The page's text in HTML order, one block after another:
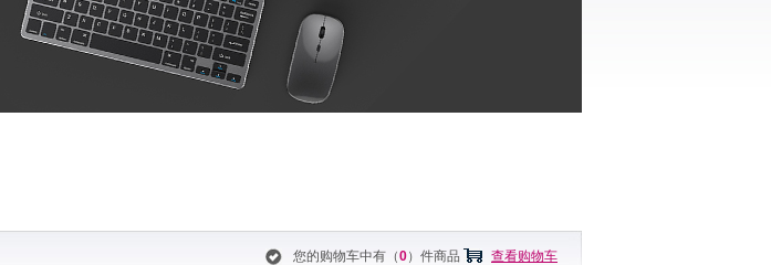
您的购物车中有（0）件商品 查看购物车